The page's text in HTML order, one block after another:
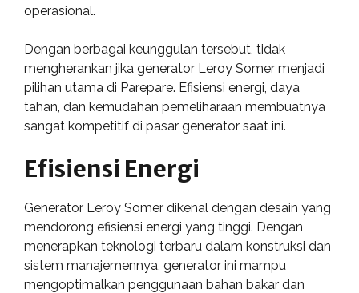
operasional.
Dengan berbagai keunggulan tersebut, tidak
mengherankan jika generator Leroy Somer menjadi
pilihan utama di Parepare. Efisiensi energi, daya
tahan, dan kemudahan pemeliharaan membuatnya
sangat kompetitif di pasar generator saat ini.
Efisiensi Energi
Generator Leroy Somer dikenal dengan desain yang
mendorong efisiensi energi yang tinggi. Dengan
menerapkan teknologi terbaru dalam konstruksi dan
sistem manajemennya, generator ini mampu
mengoptimalkan penggunaan bahan bakar dan